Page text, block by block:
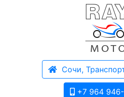
Сочи,
+7 964